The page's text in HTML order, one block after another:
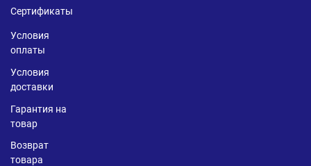
Сертификаты
Условия
оплаты
Условия
доставки
Гарантия на
товар
Возврат
товара